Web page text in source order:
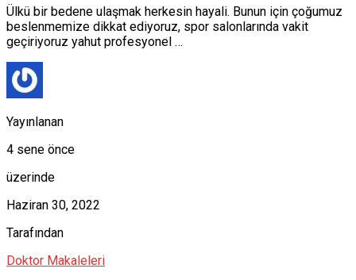
Ülkü bir bedene ulaşmak herkesin hayali. Bunun için çoğumuz
beslenmemize dikkat ediyoruz, spor salonlarında vakit
geçiriyoruz yahut profesyonel …
Yayınlanan
4 sene önce
üzerinde
Haziran 30, 2022
Tarafından
Doktor Makaleleri